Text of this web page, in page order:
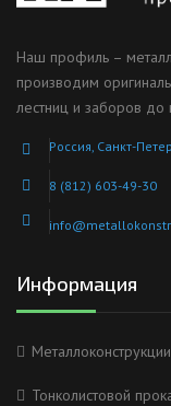
Наш профиль –
производим
лестниц и заборов до
Россия, Санкт-
8 (812) 603-49-30
Информация
Металлоконструкции
Тонколистовой